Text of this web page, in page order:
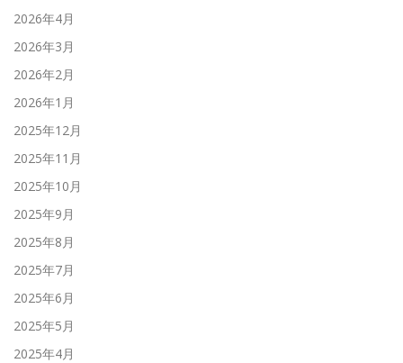
2026年4月
2026年3月
2026年2月
2026年1月
2025年12月
2025年11月
2025年10月
2025年9月
2025年8月
2025年7月
2025年6月
2025年5月
2025年4月